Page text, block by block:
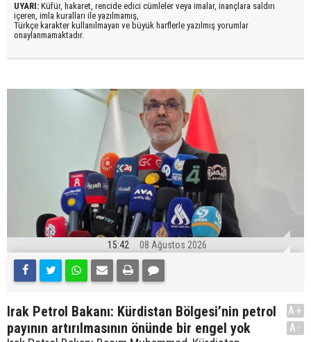
UYARI: Küfür, hakaret, rencide edici cümleler veya imalar, inançlara saldırı
içeren, imla kuralları ile yazılmamış,
Türkçe karakter kullanılmayan ve büyük harflerle yazılmış yorumlar
onaylanmamaktadır.
15:42 08 Ağustos 2026
Irak Petrol Bakanı: Kürdistan Bölgesi’nin petrol
payının artırılmasının önünde bir engel yok
A+
A-